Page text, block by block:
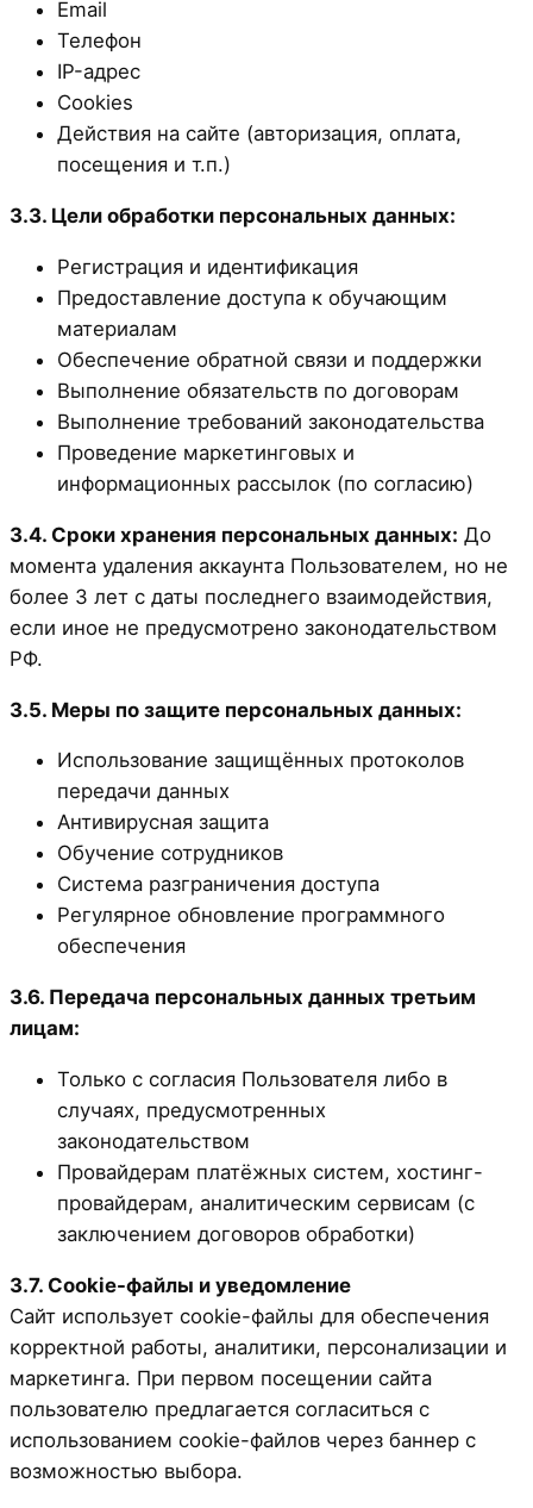
Email
Телефон
IP-адрес
Cookies
Действия на сайте (авторизация, оплата,
посещения и т.п.)
3.3. Цели обработки персональных данных:
Регистрация и идентификация
Предоставление доступа к обучающим
материалам
Обеспечение обратной связи и поддержки
Выполнение обязательств по договорам
Выполнение требований законодательства
Проведение маркетинговых и
информационных рассылок (по согласию)
3.4. Сроки хранения персональных данных: До
момента удаления аккаунта Пользователем, но не
более 3 лет с даты последнего взаимодействия,
если иное не предусмотрено законодательством
РФ.
3.5. Меры по защите персональных данных:
Использование защищённых протоколов
передачи данных
Антивирусная защита
Обучение сотрудников
Система разграничения доступа
Регулярное обновление программного
обеспечения
3.6. Передача персональных данных третьим
лицам:
Только с согласия Пользователя либо в
случаях, предусмотренных
законодательством
Провайдерам платёжных систем, хостинг-
провайдерам, аналитическим сервисам (с
заключением договоров обработки)
3.7. Cookie-файлы и уведомление
Сайт использует cookie-файлы для обеспечения
корректной работы, аналитики, персонализации и
маркетинга. При первом посещении сайта
пользователю предлагается согласиться с
использованием cookie-файлов через баннер с
возможностью выбора.